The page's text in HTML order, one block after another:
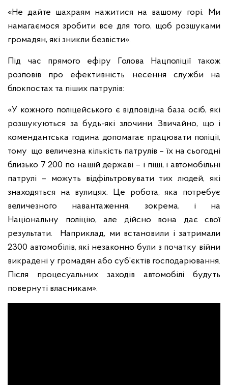
«Не дайте шахраям нажитися на вашому горі. Ми
намагаємося зробити все для того, щоб розшуками
громадян, які зникли безвісти».
Під час прямого ефіру Голова Нацполіції також
розповів про ефективність несення служби на
блокпостах та піших патрулів:
«У кожного поліцейського є відповідна база осіб, які
розшукуються за будь-які злочини. Звичайно, що і
комендантська година допомагає працювати поліції,
тому що величезна кількість патрулів – їх на сьогодні
близько 7 200 по нашій державі – і піші, і автомобільні
патрулі – можуть відфільтровувати тих людей, які
знаходяться на вулицях. Це робота, яка потребує
величезного навантаження, зокрема, і на
Національну поліцію, але дійсно вона дає свої
результати. Наприклад, ми встановили і затримали
2300 автомобілів, які незаконно були з початку війни
викрадені у громадян або суб’єктів господарювання.
Після процесуальних заходів автомобілі будуть
повернуті власникам».